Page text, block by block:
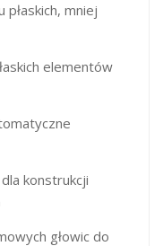
mniej
elementów
konstrukcji
głowic do